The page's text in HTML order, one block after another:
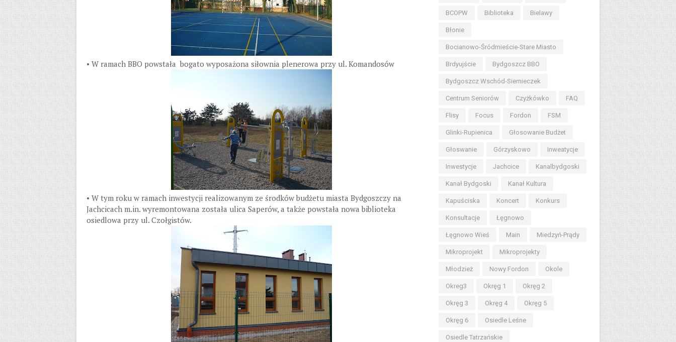
• W ramach BBO powstała bogato wyposażona siłownia plenerowa przy ul. Komandosów
• W tym roku w ramach inwestycji realizowanym ze środków budżetu miasta Bydgoszczy na
Jachcicach m.in. wyremontowana została ulica Saperów, a także powstała nowa biblioteka
osiedlowa przy ul. Czołgistów.
BCOPW Biblioteka Bielawy
Błonie
Bocianowo-Śródmieście-Stare Miasto
Brdyujście Bydgoszcz BBO
Bydgoszcz Wschód-Siernieczek
Centrum Seniorów Czyżkówko FAQ
Flisy Focus Fordon FSM
Glinki-Rupienica Głosowanie Budżet
Głoswanie Górzyskowo Inweatycje
Inwestycje Jachcice Kanalbydgoski
Kanał Bydgoski Kanał Kultura
Kapuściska Koncert Konkurs
Konsultacje Łęgnowo
Łęgnowo Wieś Main Miedzyń-Prądy
Mikroprojekt Mikroprojekty
Młodzież Nowy Fordon Okole
Okreg3 Okręg 1 Okręg 2
Okręg 3 Okręg 4 Okręg 5
Okręg 6 Osiedle Leśne
Osiedle Tatrzańskie